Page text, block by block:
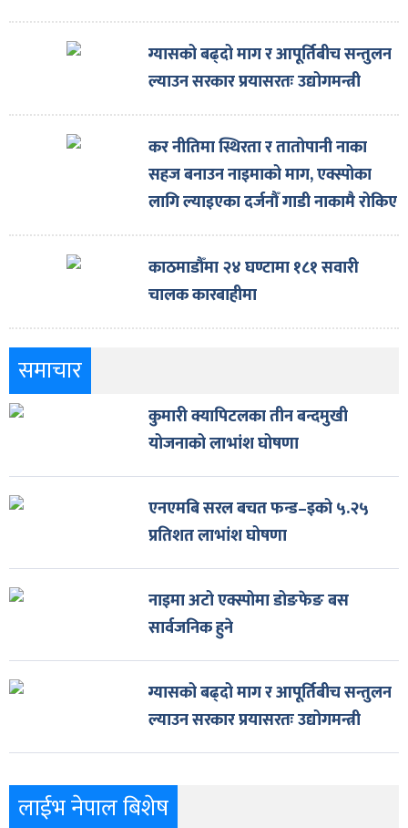
ग्यासको बढ्दो माग र आपूर्तिबीच सन्तुलन
ल्याउन सरकार प्रयासरतः उद्योगमन्त्री
कर नीतिमा स्थिरता र तातोपानी नाका
सहज बनाउन नाइमाको माग, एक्स्पोका
लागि ल्याइएका दर्जनौँ गाडी नाकामै रोकिए
काठमाडौँमा २४ घण्टामा १८१ सवारी
चालक कारबाहीमा
समाचार
कुमारी क्यापिटलका तीन बन्दमुखी
योजनाको लाभांश घोषणा
एनएमबि सरल बचत फन्ड–इको ५.२५
प्रतिशत लाभांश घोषणा
नाइमा अटो एक्स्पोमा डोङफेङ बस
सार्वजनिक हुने
ग्यासको बढ्दो माग र आपूर्तिबीच सन्तुलन
ल्याउन सरकार प्रयासरतः उद्योगमन्त्री
लाईभ नेपाल बिशेष